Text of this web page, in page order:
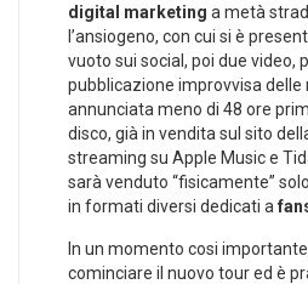
digital marketing a metà
l’ansiogeno, con cui si è
vuoto sui social, poi due video,
pubblicazione improvvisa delle
annunciata meno di 48 ore
disco, già in vendita sul sito
streaming su Apple Music e
sarà venduto “fisicamente”
in formati diversi dedicati a
In un momento cosi
cominciare il nuovo tour ed è